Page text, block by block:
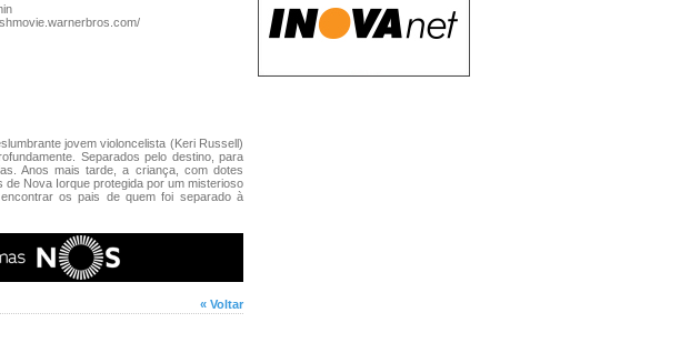
jovem violoncelista (Keri Russell)
Separados pelo destino, para
Anos mais tarde, a criança, com dotes
Nova Iorque protegida por um misterioso
os pais de quem foi separado à
« Voltar